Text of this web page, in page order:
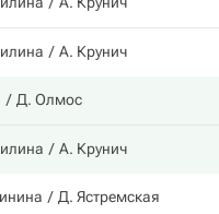
А. Крунич
Д. Олмос
А. Крунич
Д. Ястремская